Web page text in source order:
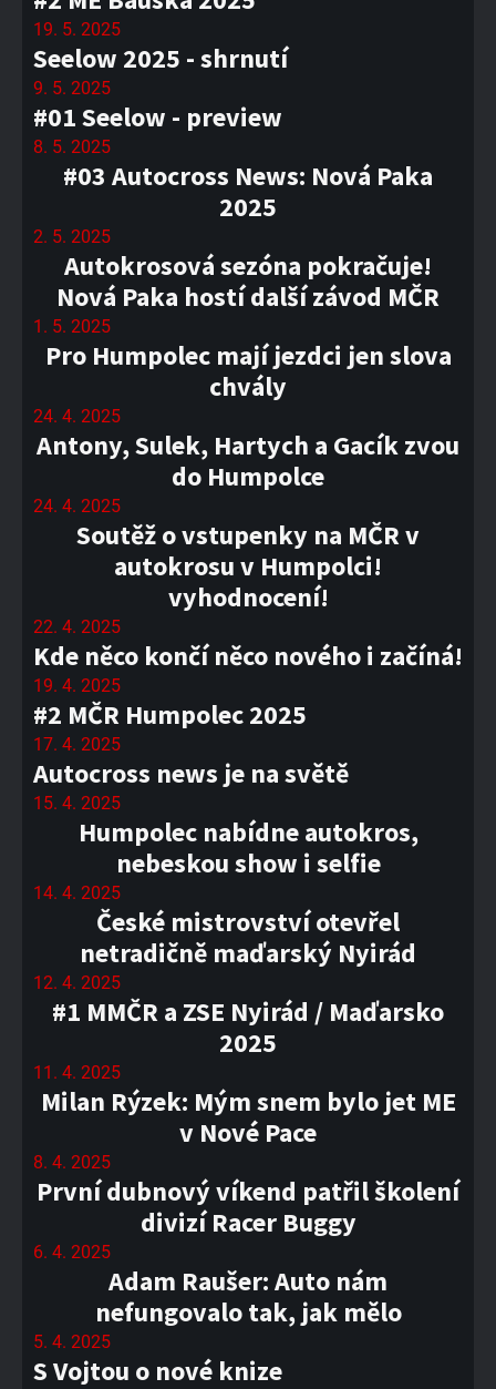
19. 5. 2025
Seelow 2025 - shrnutí
9. 5. 2025
#01 Seelow - preview
8. 5. 2025
#03 Autocross News: Nová Paka
2025
2. 5. 2025
Autokrosová sezóna pokračuje!
Nová Paka hostí další závod MČR
1. 5. 2025
Pro Humpolec mají jezdci jen slova
chvály
24. 4. 2025
Antony, Sulek, Hartych a Gacík zvou
do Humpolce
24. 4. 2025
Soutěž o vstupenky na MČR v
autokrosu v Humpolci!
vyhodnocení!
22. 4. 2025
Kde něco končí něco nového i začíná!
19. 4. 2025
#2 MČR Humpolec 2025
17. 4. 2025
Autocross news je na světě
15. 4. 2025
Humpolec nabídne autokros,
nebeskou show i selfie
14. 4. 2025
České mistrovství otevřel
netradičně maďarský Nyirád
12. 4. 2025
#1 MMČR a ZSE Nyirád / Maďarsko
2025
11. 4. 2025
Milan Rýzek: Mým snem bylo jet ME
v Nové Pace
8. 4. 2025
První dubnový víkend patřil školení
divizí Racer Buggy
6. 4. 2025
Adam Raušer: Auto nám
nefungovalo tak, jak mělo
5. 4. 2025
S Vojtou o nové knize